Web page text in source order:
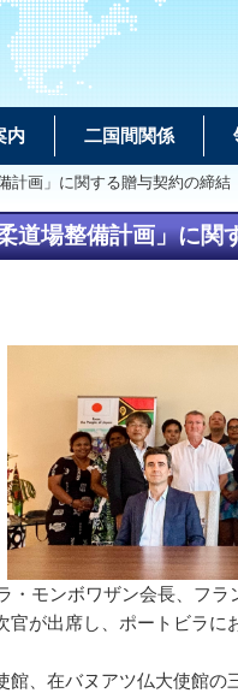
内 二国間関係
画」に関する贈与契約の締結
道場整備計画」に関
・モンボワザン会長、フ
が出席し、ポートビラに
、在バヌアツ仏大使館